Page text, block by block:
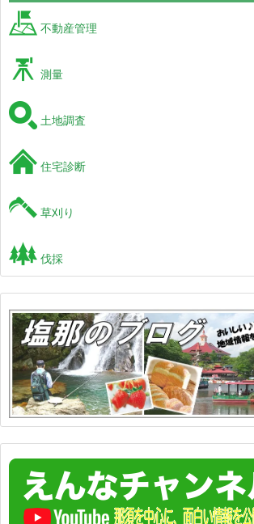
不動産管理
測量
土地調査
住宅診断
草刈り
伐採